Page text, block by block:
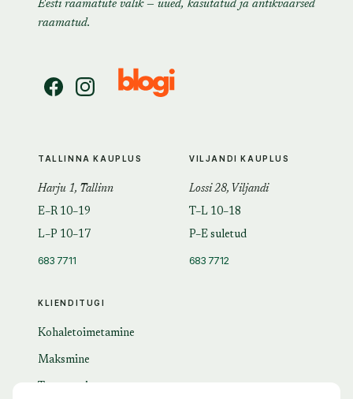
Eesti raamatute valik — uued, kasutatud ja antikvaarsed
raamatud.
KLIENDITUGI
Kohaletoimetamine
Maksmine
TALLINNA KAUPLUS
Harju 1, Tallinn
E–R 10–19
L–P 10–17
683 7711
VILJANDI KAUPLUS
Lossi 28, Viljandi
T–L 10–18
P–E suletud
683 7712